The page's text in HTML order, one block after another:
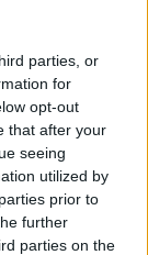
parties, or
for
opt-out
that after your
seeing
utilized by
prior to
further
parties on the